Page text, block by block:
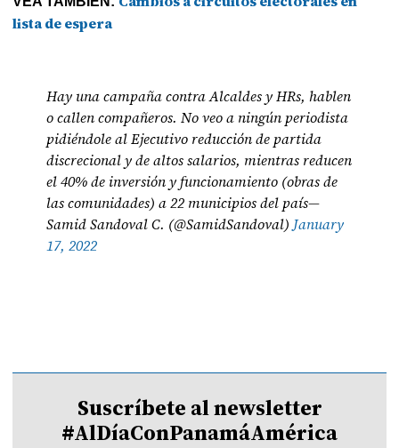
lista de espera
Hay una campaña contra Alcaldes y HRs, hablen
o callen compañeros. No veo a ningún periodista
pidiéndole al Ejecutivo reducción de partida
discrecional y de altos salarios, mientras reducen
el 40% de inversión y funcionamiento (obras de
las comunidades) a 22 municipios del país—
Samid Sandoval C. (@SamidSandoval) January
17, 2022
Suscríbete al newsletter
#AlDíaConPanamáAmérica